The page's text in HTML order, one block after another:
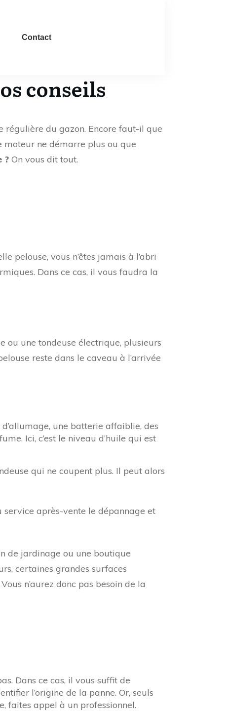
Contact
conseils
régulière du gazon. Encore faut-il que
moteur ne démarre plus ou que
? On vous dit tout.
pelouse, vous n’êtes jamais à l’abri
Dans ce cas, il vous faudra la
ou une tondeuse électrique, plusieurs
reste dans le caveau à l’arrivée
une batterie affaiblie, des
Ici, c’est le niveau d’huile qui est
qui ne coupent plus. Il peut alors
après-vente le dépannage et
de jardinage ou une boutique
certaines grandes surfaces
Vous n’aurez donc pas besoin de la
Dans ce cas, il vous suffit de
l’origine de la panne. Or, seuls
faites appel à un professionnel.